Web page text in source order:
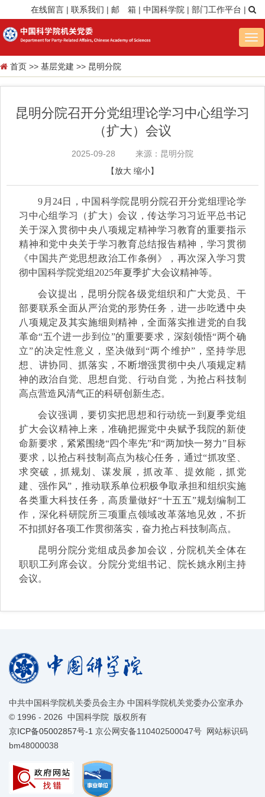
在线留言 | 联系我们 | 邮 箱 | 中国科学院 | 部门工作平台 |
首页 >> 基层党建 >> 昆明分院
昆明分院召开分党组理论学习中心组学习
（扩大）会议
2025-09-28
来源：昆明分院
【放大 缩小】
9月24日，中国科学院昆明分院召开分党组理论学
习中心组学习（扩大）会议，传达学习习近平总书记
关于深入贯彻中央八项规定精神学习教育的重要指示
精神和党中央关于学习教育总结报告精神，学习贯彻
《中国共产党思想政治工作条例》，再次深入学习贯
彻中国科学院党组2025年夏季扩大会议精神等。
会议提出，昆明分院各级党组织和广大党员、干
部要联系全面从严治党的形势任务，进一步吃透中央
八项规定及其实施细则精神，全面落实推进党的自我
革命“五个进一步到位”的重要要求，深刻领悟“两个确
立”的决定性意义，坚决做到“两个维护”，坚持学思
想、讲协同、抓落实，不断增强贯彻中央八项规定精
神的政治自觉、思想自觉、行动自觉，为抢占科技制
高点营造风清气正的科研创新生态。
会议强调，要切实把思想和行动统一到夏季党组
扩大会议精神上来，准确把握党中央赋予我院的新使
命新要求，紧紧围绕“四个率先”和“两加快一努力”目标
要求，以抢占科技制高点为核心任务，通过“抓攻坚、
求突破，抓规划、谋发展，抓改革、提效能，抓党
建、强作风”，推动联系单位积极争取承担和组织实施
各类重大科技任务，高质量做好“十五五”规划编制工
作，深化科研院所三项重点领域改革落地见效，不折
不扣抓好各项工作贯彻落实，奋力抢占科技制高点。
昆明分院分党组成员参加会议，分院机关全体在
职职工列席会议。分院分党组书记、院长姚永刚主持
会议。
中共中国科学院机关委员会主办 中国科学院机关党委办公室承办
© 1996 - 2026 中国科学院 版权所有
京ICP备05002857号-1 京公网安备110402500047号 网站标识码
bm48000038